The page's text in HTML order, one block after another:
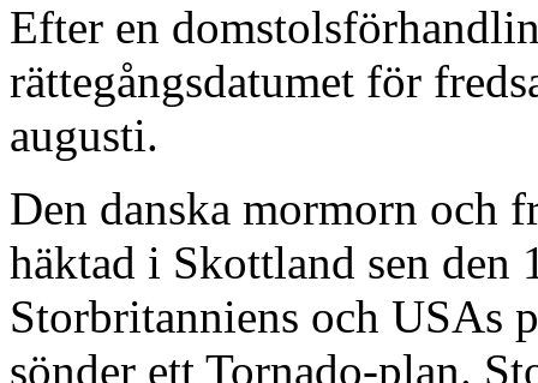
Efter en
rättegångsdatumet för
augusti.
Den danska mormorn och
häktad i Skottland sen den
Storbritanniens och USAs
sönder ett Tornado-plan.